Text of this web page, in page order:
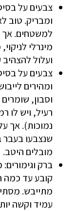
צבעים על
ומבריק. טוב
למשטחים. אך
ועלול
צבעים על
ומהירים
וסבון,
נמוכות). אך
שנצבעו
מובלים היטב.
ברק
קובע עד כמה
מתייבש.
עמיד וקשה